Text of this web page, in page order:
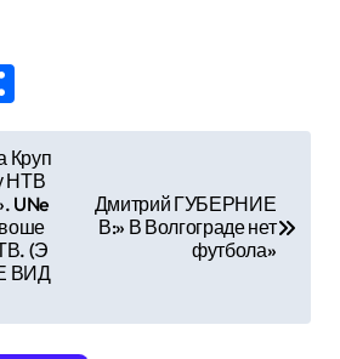
Круп
НТВ
UNe
воше
(Э
ВИД
Дмитрий ГУБЕРНИЕ
В:» В Волгограде нет
футбола»